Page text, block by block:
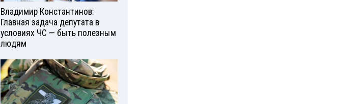
Владимир Константинов:
Главная задача депутата в
условиях ЧС — быть полезным
людям